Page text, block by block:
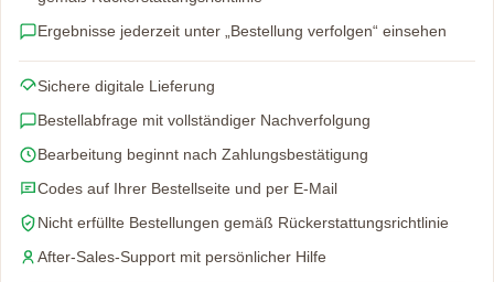
Ergebnisse jederzeit unter „Bestellung verfolgen“ einsehen
Sichere digitale Lieferung
Bestellabfrage mit vollständiger Nachverfolgung
Bearbeitung beginnt nach Zahlungsbestätigung
Codes auf Ihrer Bestellseite und per E-Mail
Nicht erfüllte Bestellungen gemäß Rückerstattungsrichtlinie
After-Sales-Support mit persönlicher Hilfe